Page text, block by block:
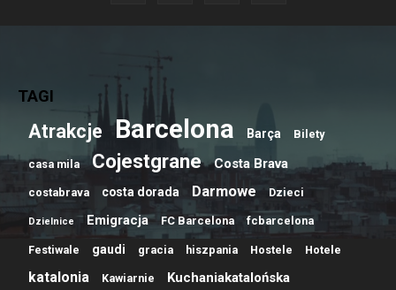
TAGI
Atrakcje Barcelona Barça Bilety
casa mila Cojestgrane Costa Brava
costabrava costa dorada Darmowe Dzieci
Dzielnice Emigracja FC Barcelona fcbarcelona
Festiwale gaudi gracia hiszpania Hostele Hotele
katalonia Kawiarnie Kuchaniakatalońska